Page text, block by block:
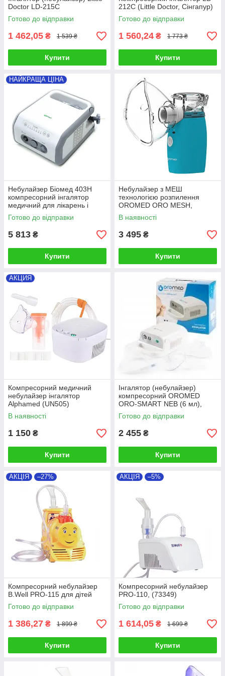
Doctor LD-215C
Готово до відправки
1 462,05 ₴ 1 539 ₴
Купити
212C (Little Doctor, Сінгапур)
Готово до відправки
1 560,24 ₴ 1 773 ₴
Купити
НАЙКРАЩА ЦІНА
Небулайзер Біомед 403H
компресорний інгалятор
медичний для лікарень і
клінік
Готово до відправки
5 813 ₴
Купити
Небулайзер з МЕШ
технологією розпилення
OROMED ORO MESH,
Польща
В наявності
3 495 ₴
Купити
АКЦИЯ
Компресорний медичний
небулайзер інгалятор
Alphamed (UN505)
В наявності
1 150 ₴
Купити
Інгалятор (небулайзер)
компресорний OROMED
ORO-SMART NEB (6 мл),
Польща
Готово до відправки
2 455 ₴
Купити
АКЦІЯ –27%
Компресорний небулайзер
B.Well PRO-115 для дітей
Готово до відправки
1 386,27 ₴ 1 899 ₴
Купити
АКЦІЯ –5%
Компресорний небулайзер
PRO-110, (73349)
Готово до відправки
1 614,05 ₴ 1 699 ₴
Купити